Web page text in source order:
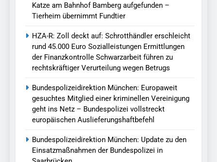
Katze am Bahnhof Bamberg aufgefunden –
Tierheim übernimmt Fundtier
HZA-R: Zoll deckt auf: Schrotthändler erschleicht
rund 45.000 Euro Sozialleistungen Ermittlungen
der Finanzkontrolle Schwarzarbeit führen zu
rechtskräftiger Verurteilung wegen Betrugs
Bundespolizeidirektion München: Europaweit
gesuchtes Mitglied einer kriminellen Vereinigung
geht ins Netz – Bundespolizei vollstreckt
europäischen Auslieferungshaftbefehl
Bundespolizeidirektion München: Update zu den
Einsatzmaßnahmen der Bundespolizei in